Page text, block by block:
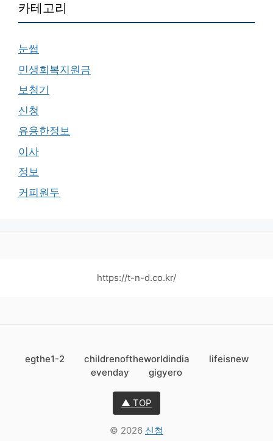
카테고리
눈썹
민생회복지원금
보청기
신청
유용한정보
이사
정보
커피원두
https://t-n-d.co.kr/
egthe1-2 childrenoftheworldindia
lifeisnew
evenday
gigyero
▲ TOP
© 2026 신청